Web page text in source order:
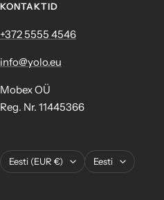
KONTAKTID
+372 ‎5555 4546
info@yolo.eu
Mobex OÜ
Reg. Nr. 11445366
Asukoht
Eesti (EUR €) KeelEesti